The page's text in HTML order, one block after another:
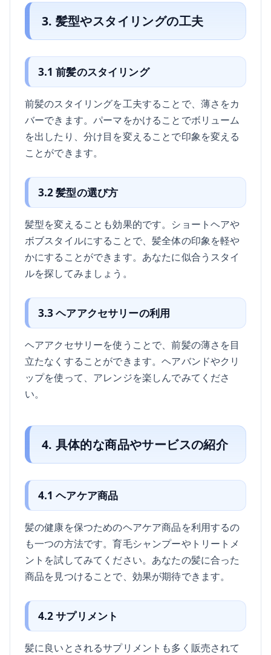
3. 髪型やスタイリングの工夫
3.1 前髪のスタイリング
前髪のスタイリングを工夫することで、薄さをカ
バーできます。パーマをかけることでボリューム
を出したり、分け目を変えることで印象を変える
ことができます。
3.2 髪型の選び方
髪型を変えることも効果的です。ショートヘアや
ボブスタイルにすることで、髪全体の印象を軽や
かにすることができます。あなたに似合うスタイ
ルを探してみましょう。
3.3 ヘアアクセサリーの利用
ヘアアクセサリーを使うことで、前髪の薄さを目
立たなくすることができます。ヘアバンドやクリ
ップを使って、アレンジを楽しんでみてくださ
い。
4. 具体的な商品やサービスの紹介
4.1 ヘアケア商品
髪の健康を保つためのヘアケア商品を利用するの
も一つの方法です。育毛シャンプーやトリートメ
ントを試してみてください。あなたの髪に合った
商品を見つけることで、効果が期待できます。
4.2 サプリメント
髪に良いとされるサプリメントも多く販売されて